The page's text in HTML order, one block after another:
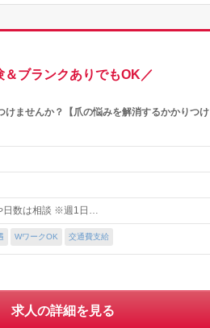
ブランクありでもOK／
ませんか？【爪の悩みを解消するかかりつけ
日数は相談 ※週1日…
WワークOK 交通費支給
求人の詳細を見る